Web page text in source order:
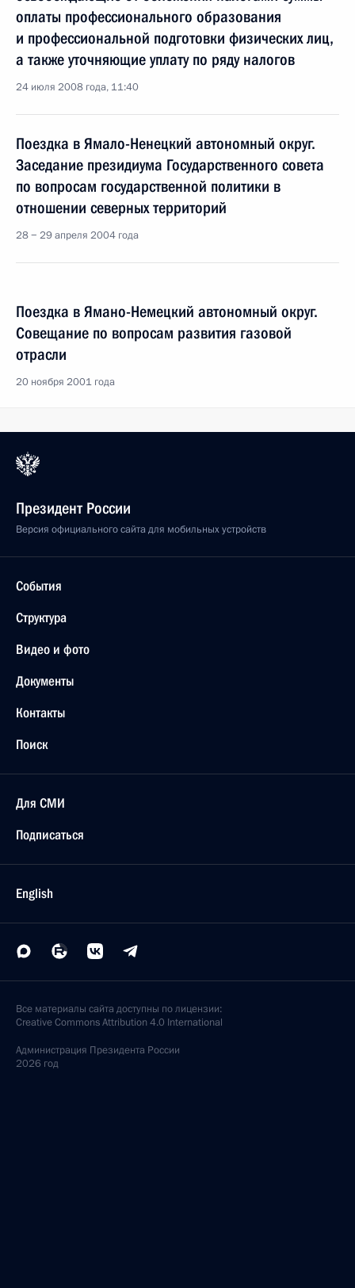
оплаты профессионального образования
и профессиональной подготовки физических лиц,
а также уточняющие уплату по ряду налогов
24 июля 2008 года, 11:40
Поездка в Ямало-Ненецкий автономный округ.
Заседание президиума Государственного совета
по вопросам государственной политики в
отношении северных территорий
28 − 29 апреля 2004 года
Поездка в Ямано-Немецкий автономный округ.
Совещание по вопросам развития газовой
отрасли
20 ноября 2001 года
Президент России
Версия официального сайта для мобильных устройств
События
Структура
Видео и фото
Документы
Контакты
Поиск
Для СМИ
Подписаться
English
Все материалы сайта доступны по лицензии:
Creative Commons Attribution 4.0 International
Администрация Президента России
2026 год